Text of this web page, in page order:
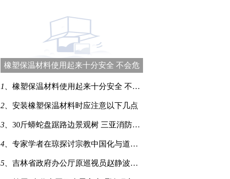
橡塑保温材料使用起来十分安全 不会危
1、 橡塑保温材料使用起来十分安全 不会危害健康
2、 安装橡塑保温材料时应注意以下几点
3、 30斤蟒蛇盘踞路边景观树 三亚消防员登高抓捕
4、 专家学者在琼探讨宗教中国化与道教的传承创新
5、 吉林省政府办公厅原巡视员赵静波一审被判刑15年